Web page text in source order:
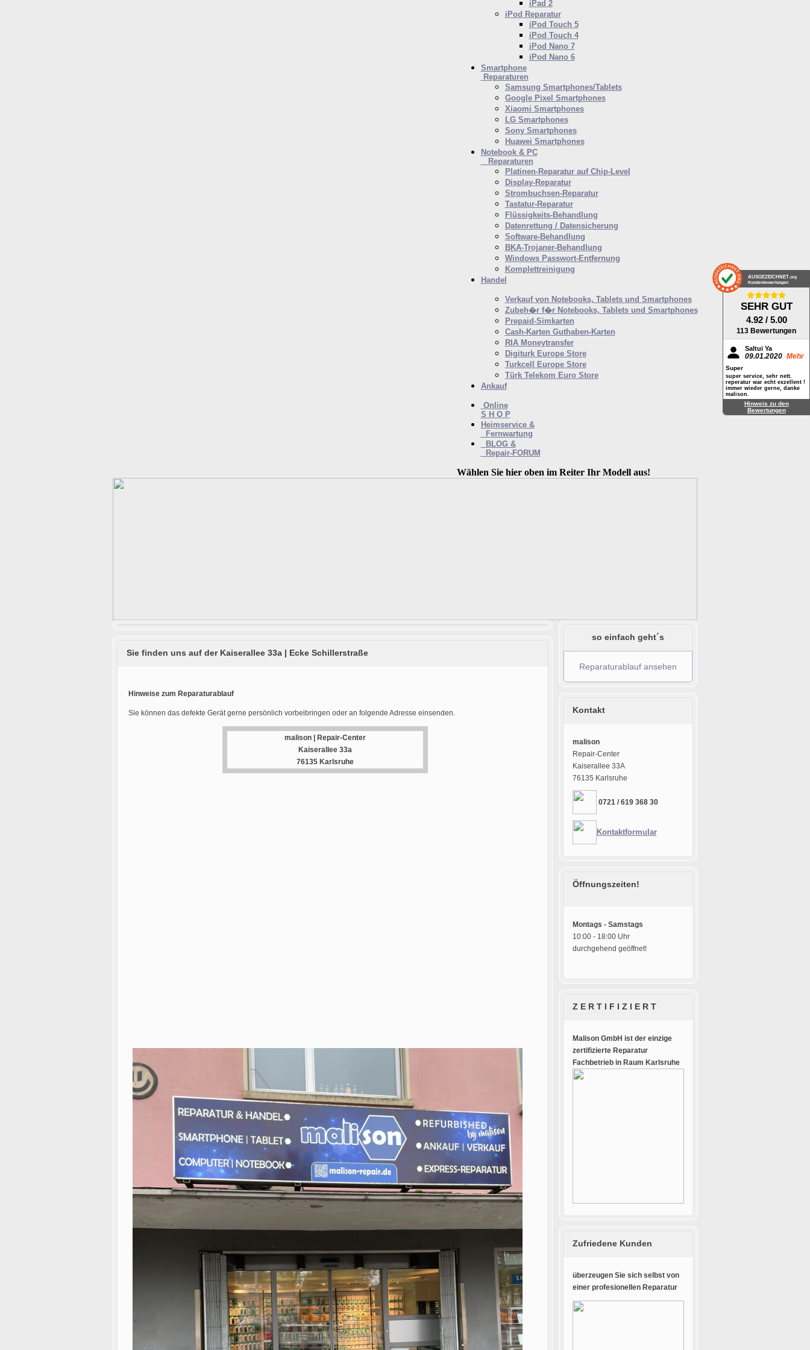
iPad 2
iPod Reparatur
iPod Touch 5
iPod Touch 4
iPod Nano 7
iPod Nano 6
Smartphone
Reparaturen
Samsung Smartphones/Tablets
Google Pixel Smartphones
Xiaomi Smartphones
LG Smartphones
Sony Smartphones
Huawei Smartphones
Notebook & PC
Reparaturen
Platinen-Reparatur auf Chip-Level
Display-Reparatur
Strombuchsen-Reparatur
Tastatur-Reparatur
Flüssigkeits-Behandlung
Datenrettung / Datensicherung
Software-Behandlung
BKA-Trojaner-Behandlung
Windows Passwort-Entfernung
Komplettreinigung
Handel
Verkauf von Notebooks, Tablets und Smartphones
Zubeh�r f�r Notebooks, Tablets und Smartphones
Prepaid-Simkarten
Cash-Karten Guthaben-Karten
RIA Moneytransfer
Digiturk Europe Store
Turkcell Europe Store
Türk Telekom Euro Store
Ankauf
Online
S H O P
Heimservice &
Fernwartung
BLOG &
Repair-FORUM
Wählen Sie hier oben im Reiter Ihr Modell aus!
Sie finden uns auf der Kaiserallee 33a | Ecke Schillerstraße
Hinweise zum Reparaturablauf
Sie können das defekte Gerät gerne persönlich vorbeibringen oder an folgende Adresse einsenden.
malison | Repair-Center
Kaiserallee 33a
76135 Karlsruhe
so einfach geht´s
Reparaturablauf ansehen
Kontakt
malison
Repair-Center
Kaiserallee 33A
76135 Karlsruhe
0721 / 619 368 30
Kontaktformular
Öffnungszeiten!
Montags - Samstags
10:00 - 18:00 Uhr
durchgehend geöffnet!
Z E R T I F I Z I E R T
Malison GmbH ist der einzige
zertifizierte Reparatur
Fachbetrieb in Raum Karlsruhe
Zufriedene Kunden
überzeugen Sie sich selbst von
einer profesionellen Reparatur
AUSGEZEICHNET .org
Kundenbewertungen
SEHR GUT
4.92 / 5.00
113 Bewertungen
Saltui Ya
09.01.2020 Mehr
Super
super service, sehr nett.
reperatur war echt exzellent !
immer wieder gerne, danke
malison.
Hinweis zu den
Bewertungen